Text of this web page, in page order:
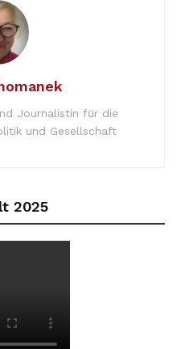
Journalistin für die
und Gesellschaft
2025